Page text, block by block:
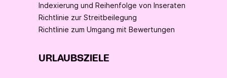
Indexierung und Reihenfolge von Inseraten
Richtlinie zur Streitbeilegung
Richtlinie zum Umgang mit Bewertungen
URLAUBSZIELE